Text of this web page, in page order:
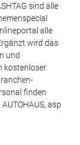
sind alle
alle
wird das
und
kostenloser
finden
asp